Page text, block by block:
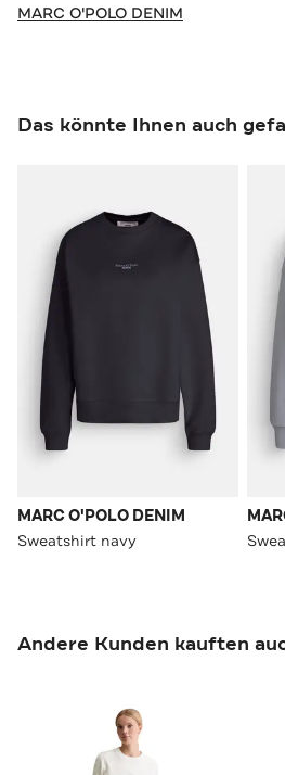
MARC O'POLO DENIM
Das könnte Ihnen auch
MARC O'POLO DENIM
Sweatshirt navy
Andere Kunden kauften